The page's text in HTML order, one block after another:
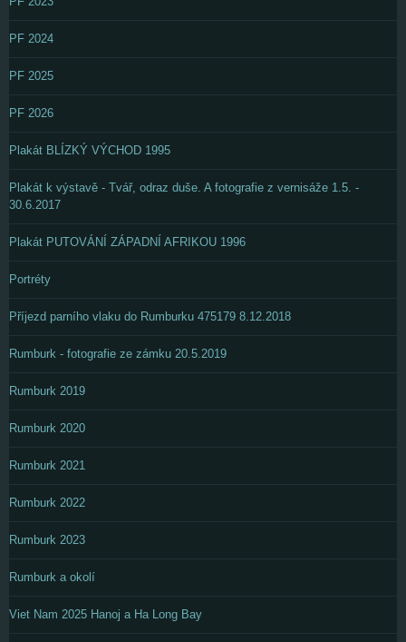
PF 2024
PF 2025
PF 2026
Plakát BLÍZKÝ VÝCHOD 1995
Plakát k výstavě - Tvář, odraz duše. A fotografie z vernisáže 1.5. -
30.6.2017
Plakát PUTOVÁNÍ ZÁPADNÍ AFRIKOU 1996
Portréty
Příjezd parního vlaku do Rumburku 475179 8.12.2018
Rumburk - fotografie ze zámku 20.5.2019
Rumburk 2019
Rumburk 2020
Rumburk 2021
Rumburk 2022
Rumburk 2023
Rumburk a okolí
Viet Nam 2025 Hanoj a Ha Long Bay